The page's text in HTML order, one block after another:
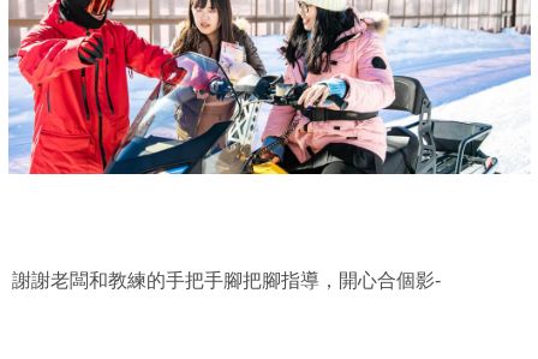
謝謝老闆和教練的手把手腳把腳指導，開心合個影-